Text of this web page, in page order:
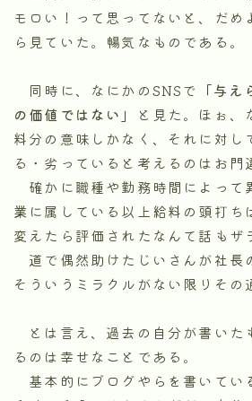
モロい！って思ってないと、だめ
ら見ていた。暢気なものである。
同時に、なにかのSNSで
「与
の価値ではない」
と見た。ほぉ、
料分の意味しかなく、それに対し
る・劣っていると考えるのはお門
確かに職種や勤務時間によって
業に属している以上給料の頭打ち
変えたら評価されたなんて話もザ
道で偶然助けたじいさんが社長
そういうミラクルがない限りその
とは言え、過去の自分が書いた
るのは幸せなことである。
基本的にブログやらを書いてい